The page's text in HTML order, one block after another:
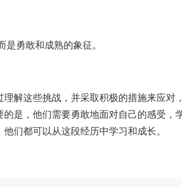
勇敢和成熟的象征。
解这些挑战，并采取积极的措施来应对
是，他们需要勇敢地面对自己的感受，
们都可以从这段经历中学习和成长。